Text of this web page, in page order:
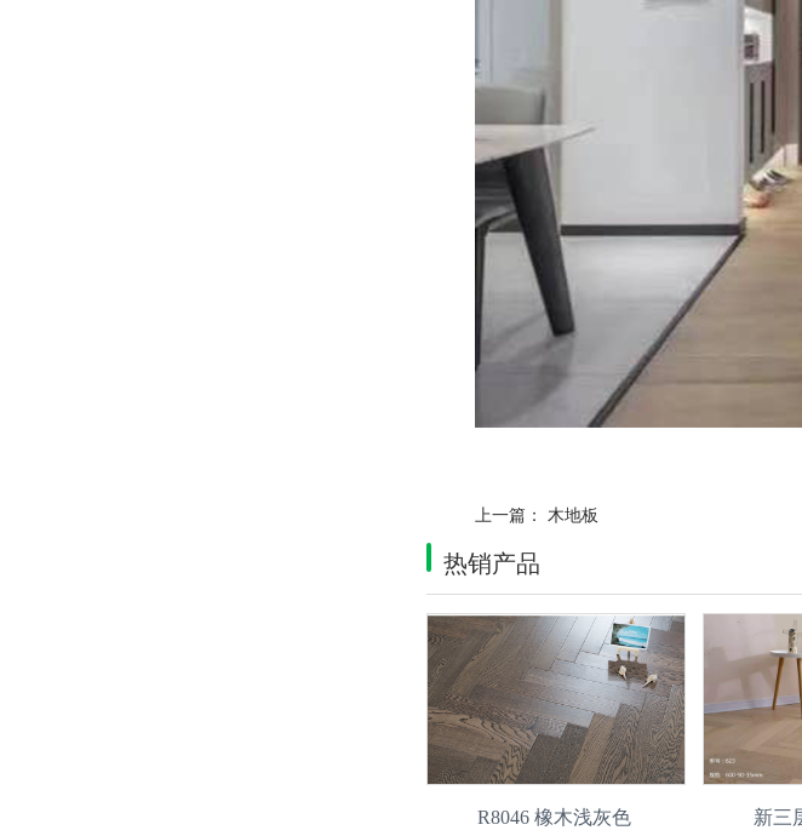
上一篇： 木地板
热销产品
R8046 橡木浅灰色 新三